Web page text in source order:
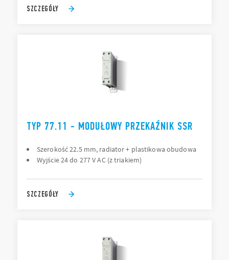
SZCZEGÓŁY
TYP 77.11 - MODUŁOWY PRZEKAŹNIK SSR
Szerokość 22.5 mm, radiator + plastikowa obudowa
Wyjście 24 do 277 V AC (z triakiem)
SZCZEGÓŁY